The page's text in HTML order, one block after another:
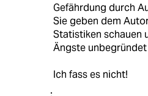
Gefährdung durch
Sie geben dem
Statistiken schauen
Ängste
Ich fass es nicht!